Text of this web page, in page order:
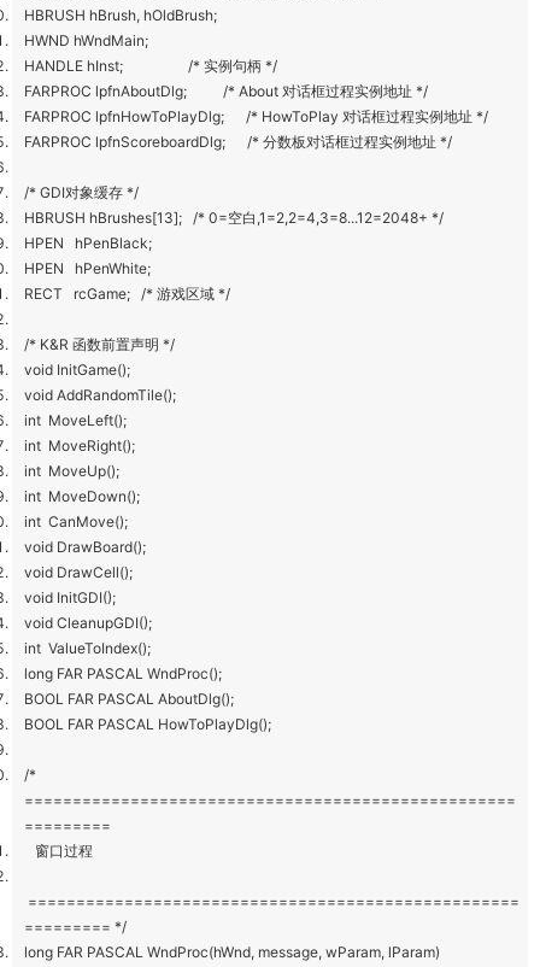
HBRUSH hBrush, hOldBrush;
HWND hWndMain;
HANDLE hInst; /* 实例句柄 */
FARPROC lpfnAboutDlg; /* About 对话框过程实例地址 */
FARPROC lpfnHowToPlayDlg; /* HowToPlay 对话框过程实例地址 */
FARPROC lpfnScoreboardDlg; /* 分数板对话框过程实例地址 */
/* GDI对象缓存 */
HBRUSH hBrushes[13]; /* 0=空白,1=2,2=4,3=8...12=2048+ */
HPEN hPenBlack;
HPEN hPenWhite;
RECT rcGame; /* 游戏区域 */
/* K&R 函数前置声明 */
void InitGame();
void AddRandomTile();
int MoveLeft();
int MoveRight();
int MoveUp();
int MoveDown();
int CanMove();
void DrawBoard();
void DrawCell();
void InitGDI();
void CleanupGDI();
int ValueToIndex();
long FAR PASCAL WndProc();
BOOL FAR PASCAL AboutDlg();
BOOL FAR PASCAL HowToPlayDlg();
/*
===================================================
=========
窗口过程
===================================================
========= */
long FAR PASCAL WndProc(hWnd, message, wParam, lParam)